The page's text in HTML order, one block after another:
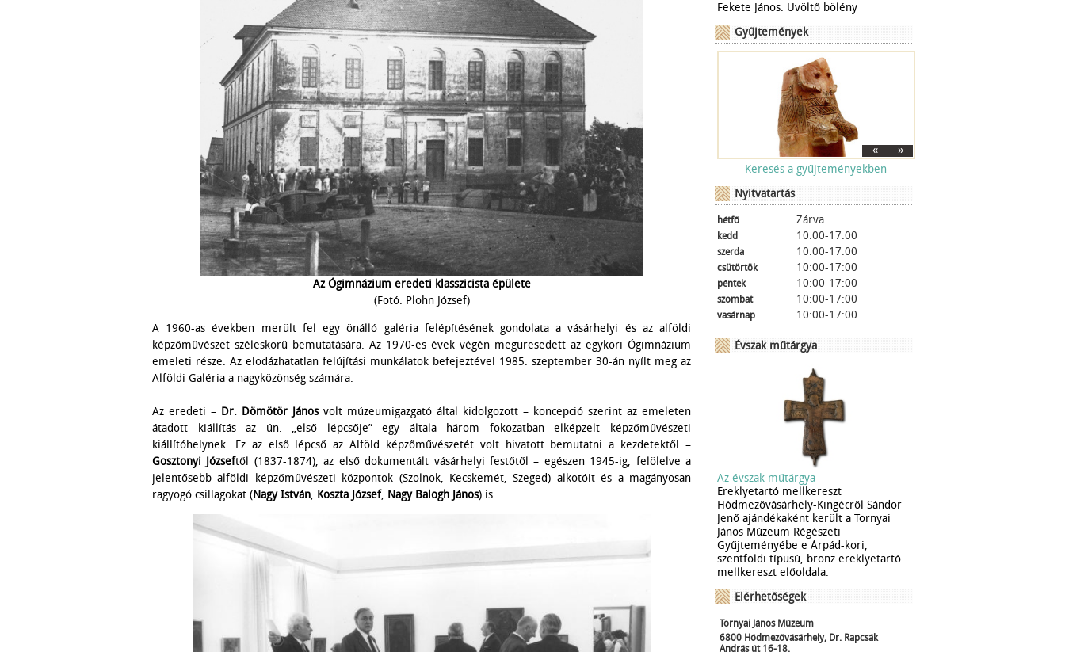
Az Ógimnázium eredeti klasszicista épülete
(Fotó: Plohn József)
A 1960-as években merült fel egy önálló galéria felépítésének gondolata a vásárhelyi és az alföldi
képzőművészet széleskörű bemutatására. Az 1970-es évek végén megüresedett az egykori Ógimnázium
emeleti része. Az elodázhatatlan felújítási munkálatok befejeztével 1985. szeptember 30-án nyílt meg az
Alföldi Galéria a nagyközönség számára.
Az eredeti – Dr. Dömötör Jánosvolt múzeumigazgató által kidolgozott – koncepció szerint az emeleten
átadott kiállítás az ún. „első lépcsője” egy általa három fokozatban elképzelt képzőművészeti
kiállítóhelynek. Ez az első lépcső az Alföld képzőművészetét volt hivatott bemutatni a kezdetektől –
Gosztonyi Józseftől (1837-1874), az első dokumentált vásárhelyi festőtől – egészen 1945-ig, felölelve a
jelentősebb alföldi képzőművészeti központok (Szolnok, Kecskemét, Szeged) alkotóit és a magányosan
ragyogó csillagokat (Nagy István, Koszta József, Nagy Balogh János) is.
Fekete János: Üvöltő bölény
Gyűjtemények
« »
Keresés a gyűjteményekben
Nyitvatartás
hétfő Zárva
kedd 10:00-17:00
szerda 10:00-17:00
csütörtök 10:00-17:00
péntek 10:00-17:00
szombat 10:00-17:00
vasárnap 10:00-17:00
Évszak műtárgya
Az évszak műtárgya
Ereklyetartó mellkereszt
Hódmezővásárhely-Kingécről Sándor
Jenő ajándékaként került a Tornyai
János Múzeum Régészeti
Gyűjteményébe e Árpád-kori,
szentföldi típusú, bronz ereklyetartó
mellkereszt előoldala.
Elérhetőségek
Tornyai János Múzeum
6800 Hódmezővásárhely, Dr. Rapcsák
András út 16-18.